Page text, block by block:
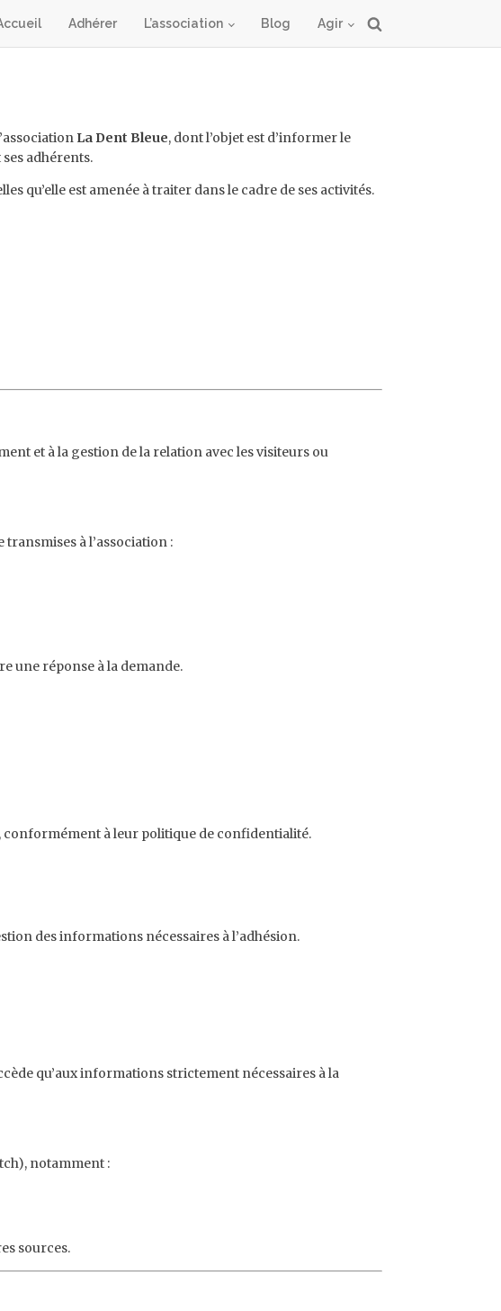
Adhérer L’association Blog Agir
La Dent Bleue, dont l’objet est d’informer le
adhérents.
qu’elle est amenée à traiter dans le cadre de ses activités.
et à la gestion de la relation avec les visiteurs ou
à l’association :
une réponse à la demande.
, conformément à leur politique de confidentialité.
des informations nécessaires à l’adhésion.
qu’aux informations strictement nécessaires à la
notamment :
sources.